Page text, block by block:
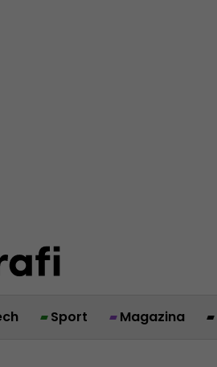
Sport Magazina